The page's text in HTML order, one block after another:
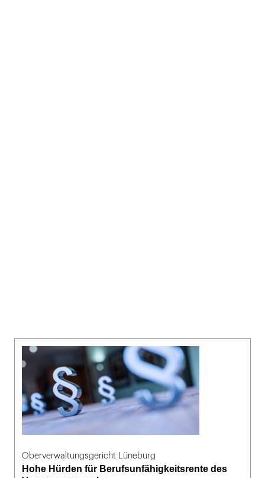
Oberverwaltungsgericht Lüneburg
Hohe Hürden für Berufsunfähigkeitsrente des